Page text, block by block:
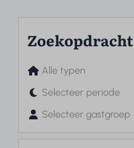
Zoekopdracht
Alle typen
Selecteer periode
Selecteer gastgroep